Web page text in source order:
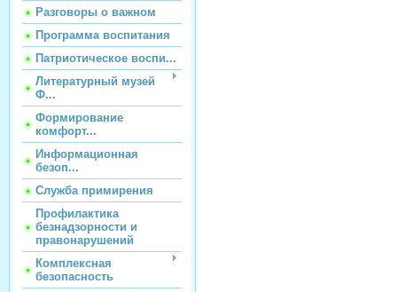
Разговоры о важном
Программа воспитания
Патриотическое воспи...
Литературный музей
Ф...
Формирование
комфорт...
Информационная
безоп...
Служба примирения
Профилактика
безнадзорности и
правонарушений
Комплексная
безопасность